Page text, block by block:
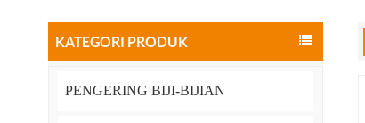
KATEGORI PRODUK
PENGERING BIJI-BIJIAN